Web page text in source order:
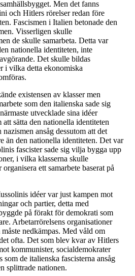
Men det fanns
och Hitlers rörelser redan före
Fascismen i Italien betonade den
Visserligen skulle
de skulle samarbeta. Detta var
nationella identiteten, inte
Det skulle bildas
i vilka detta ekonomiska
existensen av klasser men
som den italienska sade sig
utvecklade sina idéer
sätta den nationella identiteten
ansåg dessutom att det
än den nationella identiteten. Det var
fascister sade sig vilja bygga upp
i vilka klasserna skulle
ett samarbete baserat på
idéer var just kampen mot
och partier, detta med
på förakt för demokrati som
Arbetarrörelsens organisationer
nedkämpas. Med våld om
ofta. Det som blev kvar av Hitlers
kommunister, socialdemokrater
de italienska fascisterna ansåg
splittrade nationen.